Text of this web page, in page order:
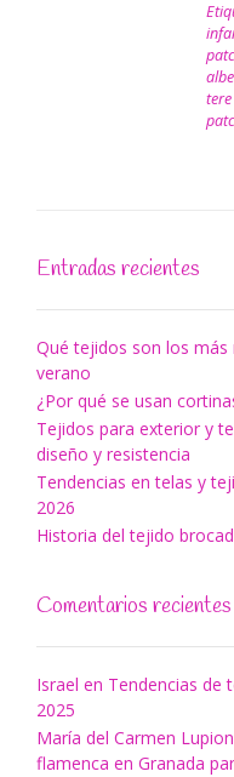
Entradas recientes
Qué tejidos son los
verano
¿Por qué se usan
Tejidos para exterior y
diseño y resistencia
Tendencias en telas y
2026
Historia del tejido
Comentarios recientes
Israel en Tendencias de
2025
María del Carmen
flamenca en Granada